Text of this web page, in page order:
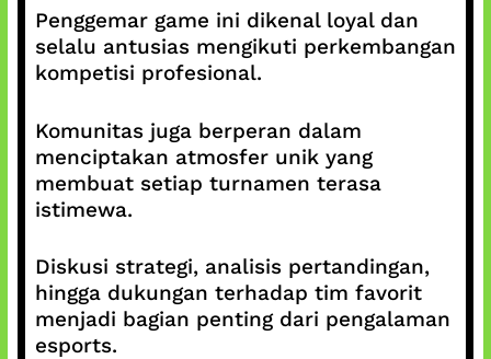
Penggemar game ini dikenal loyal dan
selalu antusias mengikuti perkembangan
kompetisi profesional.
Komunitas juga berperan dalam
menciptakan atmosfer unik yang
membuat setiap turnamen terasa
istimewa.
Diskusi strategi, analisis pertandingan,
hingga dukungan terhadap tim favorit
menjadi bagian penting dari pengalaman
esports.